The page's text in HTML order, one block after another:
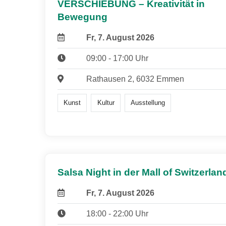
VERSCHIEBUNG – Kreativität in
Bewegung
Fr, 7. August 2026
09:00 - 17:00 Uhr
Rathausen 2, 6032 Emmen
Kunst Kultur Ausstellung
Salsa Night in der Mall of
Fr, 7. August 2026
18:00 - 22:00 Uhr